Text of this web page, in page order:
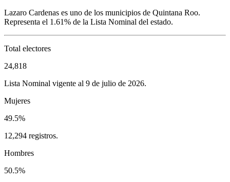
Lazaro Cardenas es uno de los municipios de Quintana Roo.
Representa el 1.61% de la Lista Nominal del estado.
Total electores
24,818
Lista Nominal vigente al 9 de julio de 2026.
Mujeres
49.5%
12,294 registros.
Hombres
50.5%